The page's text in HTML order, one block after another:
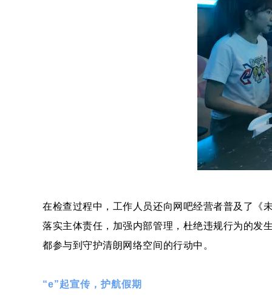
在检查过程中，工作人员还向网吧经营者普及了《
落实主体责任，加强内部管理，杜绝违规行为的发
都参与到守护清朗网络空间的行动中。
“e”起宣传，护航假期